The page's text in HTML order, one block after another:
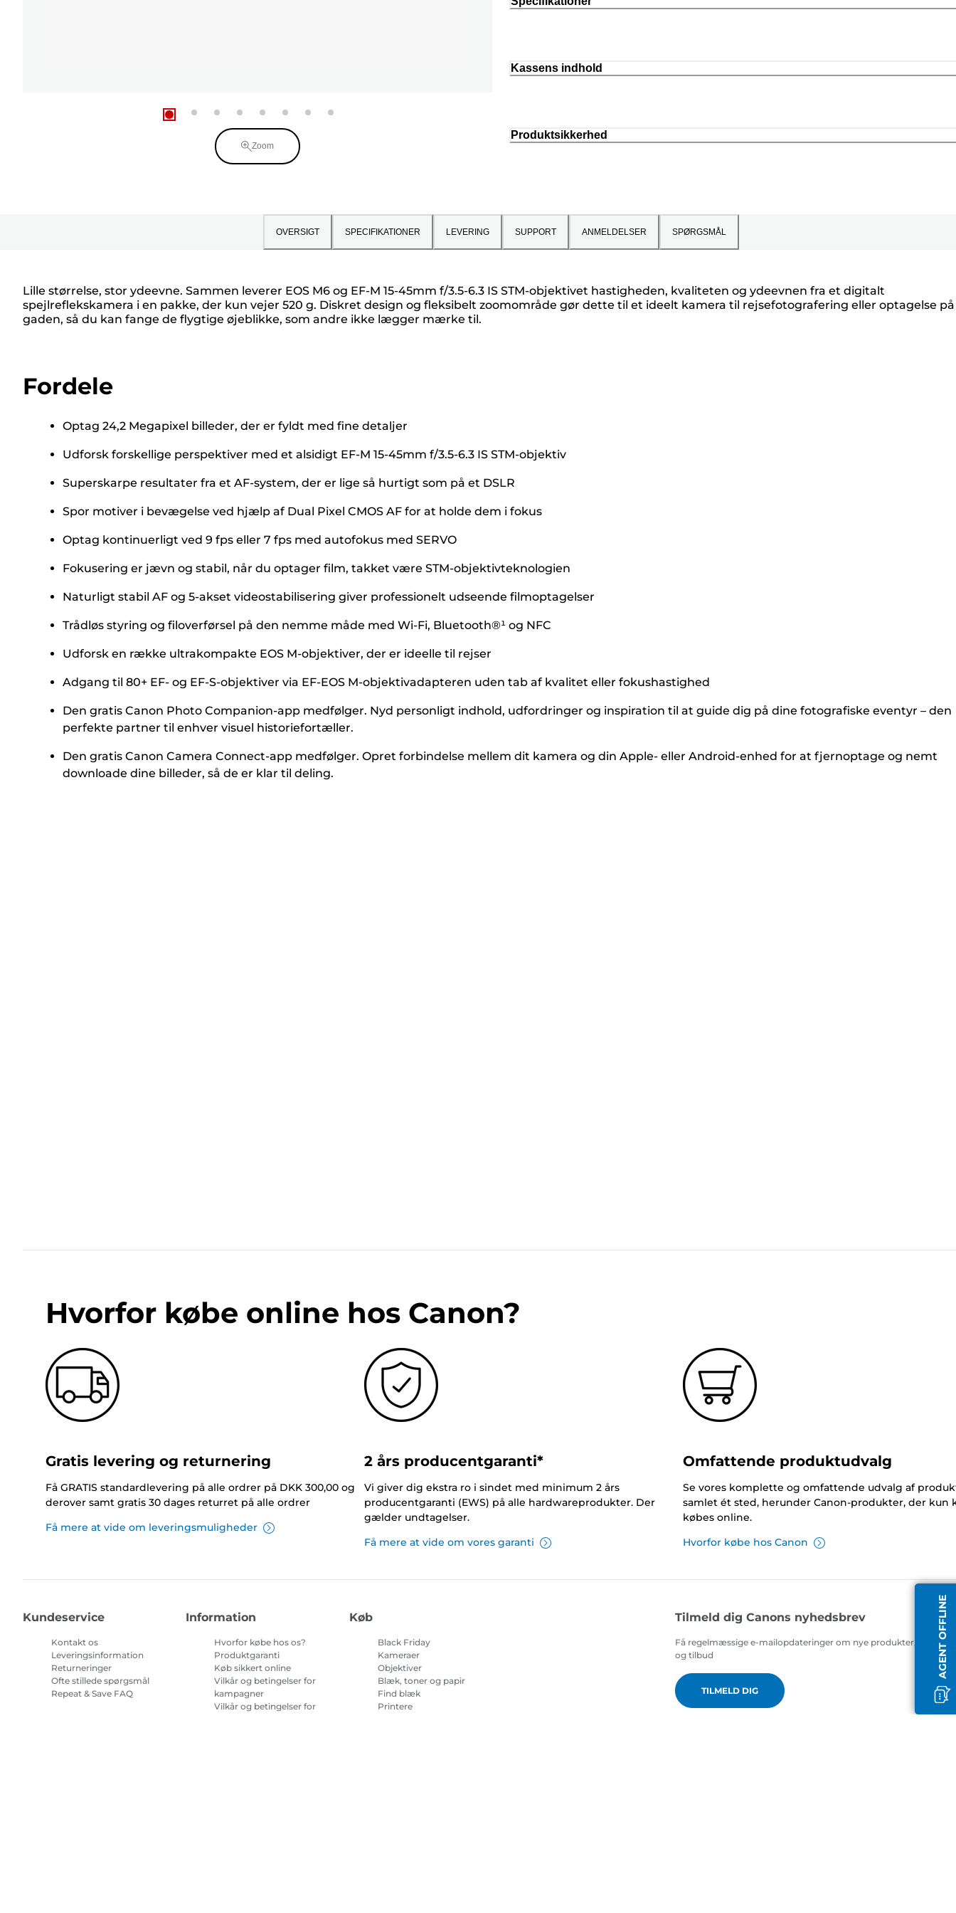
Zoom
Kassens indhold
Produktsikkerhed
OVERSIGT SPECIFIKATIONER LEVERING SUPPORT ANMELDELSER SPØRGSMÅL
Lille størrelse, stor ydeevne. Sammen leverer EOS M6 og EF-M 15-45mm f/3.5-6.3 IS STM-objektivet hastigheden, kvaliteten og ydeevnen fra et digitalt
spejlreflekskamera i en pakke, der kun vejer 520 g. Diskret design og fleksibelt zoomområde gør dette til et ideelt kamera til rejsefotografering eller optagelse på
gaden, så du kan fange de flygtige øjeblikke, som andre ikke lægger mærke til.
Fordele
Optag 24,2 Megapixel billeder, der er fyldt med fine detaljer
Udforsk forskellige perspektiver med et alsidigt EF-M 15-45mm f/3.5-6.3 IS STM-objektiv
Superskarpe resultater fra et AF-system, der er lige så hurtigt som på et DSLR
Spor motiver i bevægelse ved hjælp af Dual Pixel CMOS AF for at holde dem i fokus
Optag kontinuerligt ved 9 fps eller 7 fps med autofokus med SERVO
Fokusering er jævn og stabil, når du optager film, takket være STM-objektivteknologien
Naturligt stabil AF og 5-akset videostabilisering giver professionelt udseende filmoptagelser
Trådløs styring og filoverførsel på den nemme måde med Wi-Fi, Bluetooth®¹ og NFC
Udforsk en række ultrakompakte EOS M-objektiver, der er ideelle til rejser
Adgang til 80+ EF- og EF-S-objektiver via EF-EOS M-objektivadapteren uden tab af kvalitet eller fokushastighed
Den gratis Canon Photo Companion-app medfølger. Nyd personligt indhold, udfordringer og inspiration til at guide dig på dine fotografiske eventyr – den
perfekte partner til enhver visuel historiefortæller.
Den gratis Canon Camera Connect-app medfølger. Opret forbindelse mellem dit kamera og din Apple- eller Android-enhed for at fjernoptage og nemt
downloade dine billeder, så de er klar til deling.
AGENT OFFLINE
Hvorfor købe online hos Canon?
Gratis levering og returnering
Få GRATIS standardlevering på alle ordrer på DKK 300,00 og
derover samt gratis 30 dages returret på alle ordrer
Få mere at vide om leveringsmuligheder
2 års producentgaranti*
Vi giver dig ekstra ro i sindet med minimum 2 års
producentgaranti (EWS) på alle hardwareprodukter. Der
gælder undtagelser.
Få mere at vide om vores garanti
Omfattende produktudvalg
Se vores komplette og omfattende udvalg af
samlet ét sted, herunder Canon-produkter, der kun
købes online.
Hvorfor købe hos Canon
Kundeservice
Kontakt os
Leveringsinformation
Returneringer
Ofte stillede spørgsmål
Repeat & Save FAQ
Information
Hvorfor købe hos os?
Produktgaranti
Køb sikkert online
Vilkår og betingelser for
kampagner
Vilkår og betingelser for
Køb
Black Friday
Kameraer
Objektiver
Blæk, toner og papir
Find blæk
Printere
Tilmeld dig Canons nyhedsbrev
Få regelmæssige e-mailopdateringer om nye produkter, nyttige
og tilbud
TILMELD DIG